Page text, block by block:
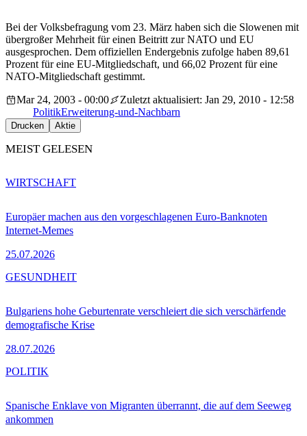
Bei der Volksbefragung vom 23. März haben sich die Slowenen mit
übergroßer Mehrheit für einen Beitritt zur NATO und EU
ausgesprochen. Dem offiziellen Endergebnis zufolge haben 89,61
Prozent für eine EU-Mitgliedschaft, und 66,02 Prozent für eine
NATO-Mitgliedschaft gestimmt.
Mar 24, 2003 - 00:00
Zuletzt aktualisiert: Jan 29, 2010 - 12:58
PolitikErweiterung-und-Nachbarn
Drucken Aktie
MEIST GELESEN
Europäer machen aus den vorgeschlagenen Euro-Banknoten
Internet-Memes
25.07.2026
WIRTSCHAFT
Bulgariens hohe Geburtenrate verschleiert die sich verschärfende
demografische Krise
28.07.2026
GESUNDHEIT
Spanische Enklave von Migranten überrannt, die auf dem Seeweg
ankommen
POLITIK